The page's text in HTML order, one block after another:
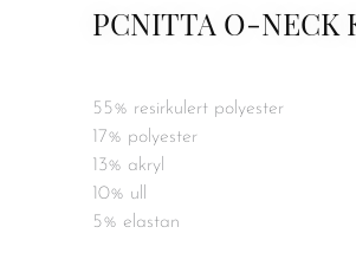
PCNITTA O-NECK
55% resirkulert polyester
17% polyester
13% akryl
10% ull
5% elastan